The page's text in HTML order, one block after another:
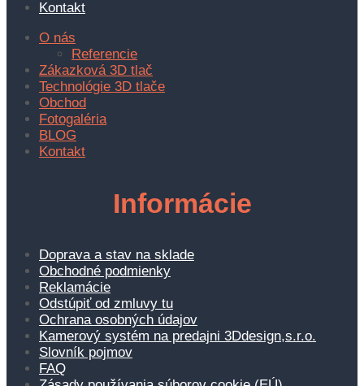
Kontakt
O nás
Referencie
Zákazková 3D tlač
Technológie 3D tlače
Obchod
Fotogaléria
BLOG
Kontakt
Informácie
Doprava a stav na sklade
Obchodné podmienky
Reklamácie
Odstúpiť od zmluvy tu
Ochrana osobných údajov
Kamerový systém na predajni 3Ddesign,s.r.o.
Slovník pojmov
FAQ